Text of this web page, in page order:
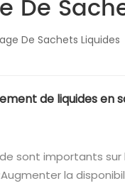
De
De Sachets Liquides
de liquides en
le
la